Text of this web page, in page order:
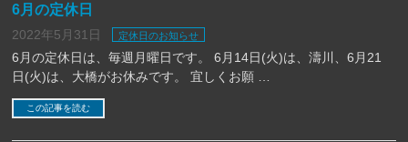
6月の定休日
2022年5月31日 定休日のお知らせ
6月の定休日は、毎週月曜日です。 6月14日(火)は、濤川、6月21
日(火)は、大橋がお休みです。 宜しくお願 …
この記事を読む